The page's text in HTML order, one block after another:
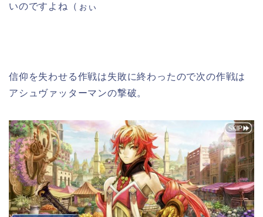
いのですよね（ぉぃ
信仰を失わせる作戦は失敗に終わったので次の作戦は
アシュヴァッターマンの撃破。